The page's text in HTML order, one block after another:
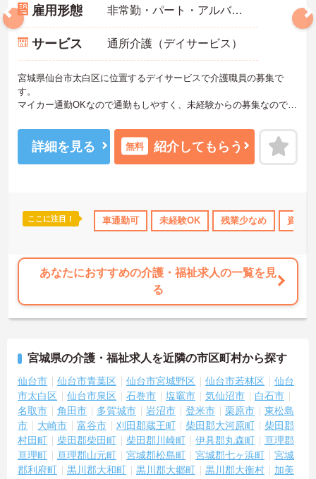
取得実績あり 社会保険完備 交通費支給
雇用形態 非常勤・パート・アルバイト
サービス 通所介護（デイサービス）
宮城県仙台市太白区に位置するデイサービスで介護職員の募集で
す。
マイカー通勤OKなので通勤もしやすく、未経験からの募集なのでこ
ご興味のある方はご面接のポイントをお伝えしますのでお気軽にお
問い合わせください。
詳細を見る 無料 紹介してもらう
ここに注目！ 車通勤可 未経験OK 残業少なめ 資格
あなたにおすすめの介護・福祉求人の一覧を見
る
宮城県の介護・福祉求人を近隣の市区町村から探す
仙台市 仙台市青葉区 仙台市宮城野区 仙台市若林区
仙台
市太白区
仙台市泉区 石巻市 塩竈市 気仙沼市
白石市
名取市
角田市 多賀城市 岩沼市 登米市 栗原市
東松島
市
大崎市 富谷市 刈田郡蔵王町 柴田郡大河原町
柴田郡
村田町
柴田郡柴田町 柴田郡川崎町 伊具郡丸森町
亘理郡
亘理町
亘理郡山元町 宮城郡松島町 宮城郡七ヶ浜町
宮城
郡利府町
黒川郡大和町 黒川郡大郷町 黒川郡大衡村
加美